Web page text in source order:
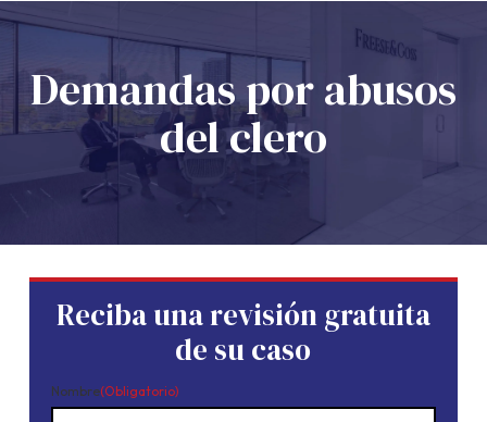
Demandas por abusos
del clero
Reciba una revisión gratuita
de su caso
Nombre(Obligatorio)